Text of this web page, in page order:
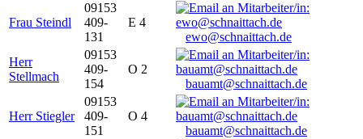
Frau Steindl
09153
409-
131
E 4
ewo@schnaittach.de
Herr
Stellmach
09153
409-
154
O 2
bauamt@schnaittach.de
Herr Stiegler
09153
409-
151
O 4
bauamt@schnaittach.de